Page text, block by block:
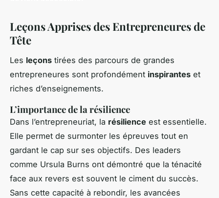
Leçons Apprises des Entrepreneures de
Tête
Les leçons tirées des parcours de grandes
entrepreneures sont profondément inspirantes et
riches d’enseignements.
L’importance de la résilience
Dans l’entrepreneuriat, la résilience est essentielle.
Elle permet de surmonter les épreuves tout en
gardant le cap sur ses objectifs. Des leaders
comme Ursula Burns ont démontré que la ténacité
face aux revers est souvent le ciment du succès.
Sans cette capacité à rebondir, les avancées